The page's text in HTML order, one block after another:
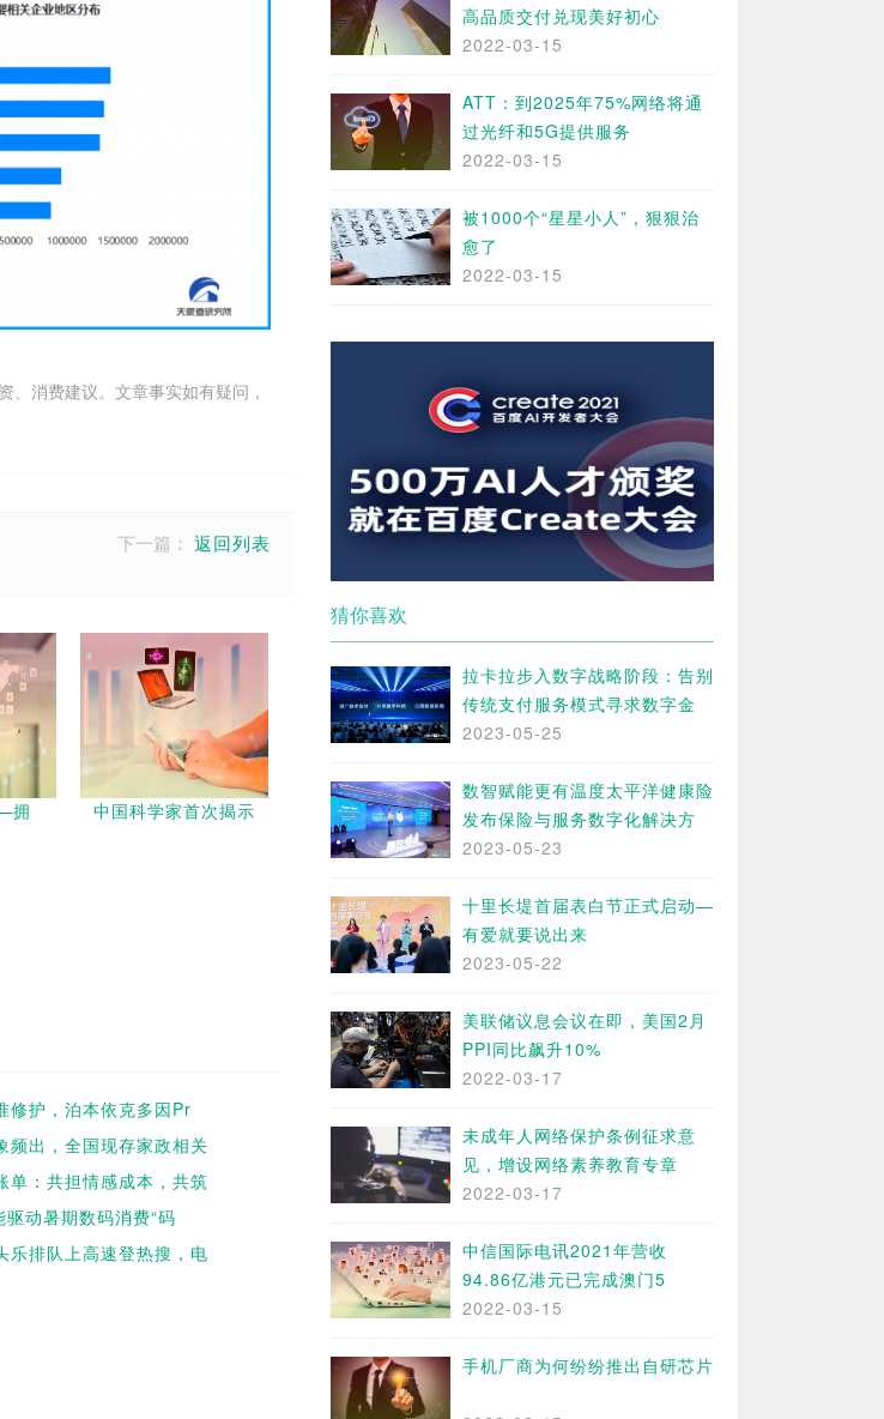
消费建议。文章事实如有疑问，
下一篇： 返回列表
拥 中国科学家首次揭示
修护，泊本依克多因Pr
频出，全国现存家政相关
单：共担情感成本，共筑
驱动暑期数码消费“码
乐排队上高速登热搜，电
高品质交付兑现美好初心
2022-03-15
ATT：到2025年75%网络将通
过光纤和5G提供服务
2022-03-15
被1000个“星星小人”，狠狠治
愈了
2022-03-15
猜你喜欢
拉卡拉步入数字战略阶段：告别
传统支付服务模式寻求数字金
2023-05-25
数智赋能更有温度太平洋健康险
发布保险与服务数字化解决方
2023-05-23
十里长堤首届表白节正式启动—
有爱就要说出来
2023-05-22
美联储议息会议在即，美国2月
PPI同比飙升10%
2022-03-17
未成年人网络保护条例征求意
见，增设网络素养教育专章
2022-03-17
中信国际电讯2021年营收
94.86亿港元已完成澳门5
2022-03-15
手机厂商为何纷纷推出自研芯片